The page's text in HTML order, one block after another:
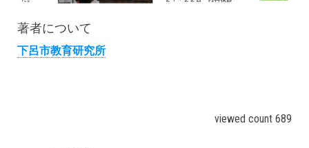
著者について
下呂市教育研究所
viewed count 689